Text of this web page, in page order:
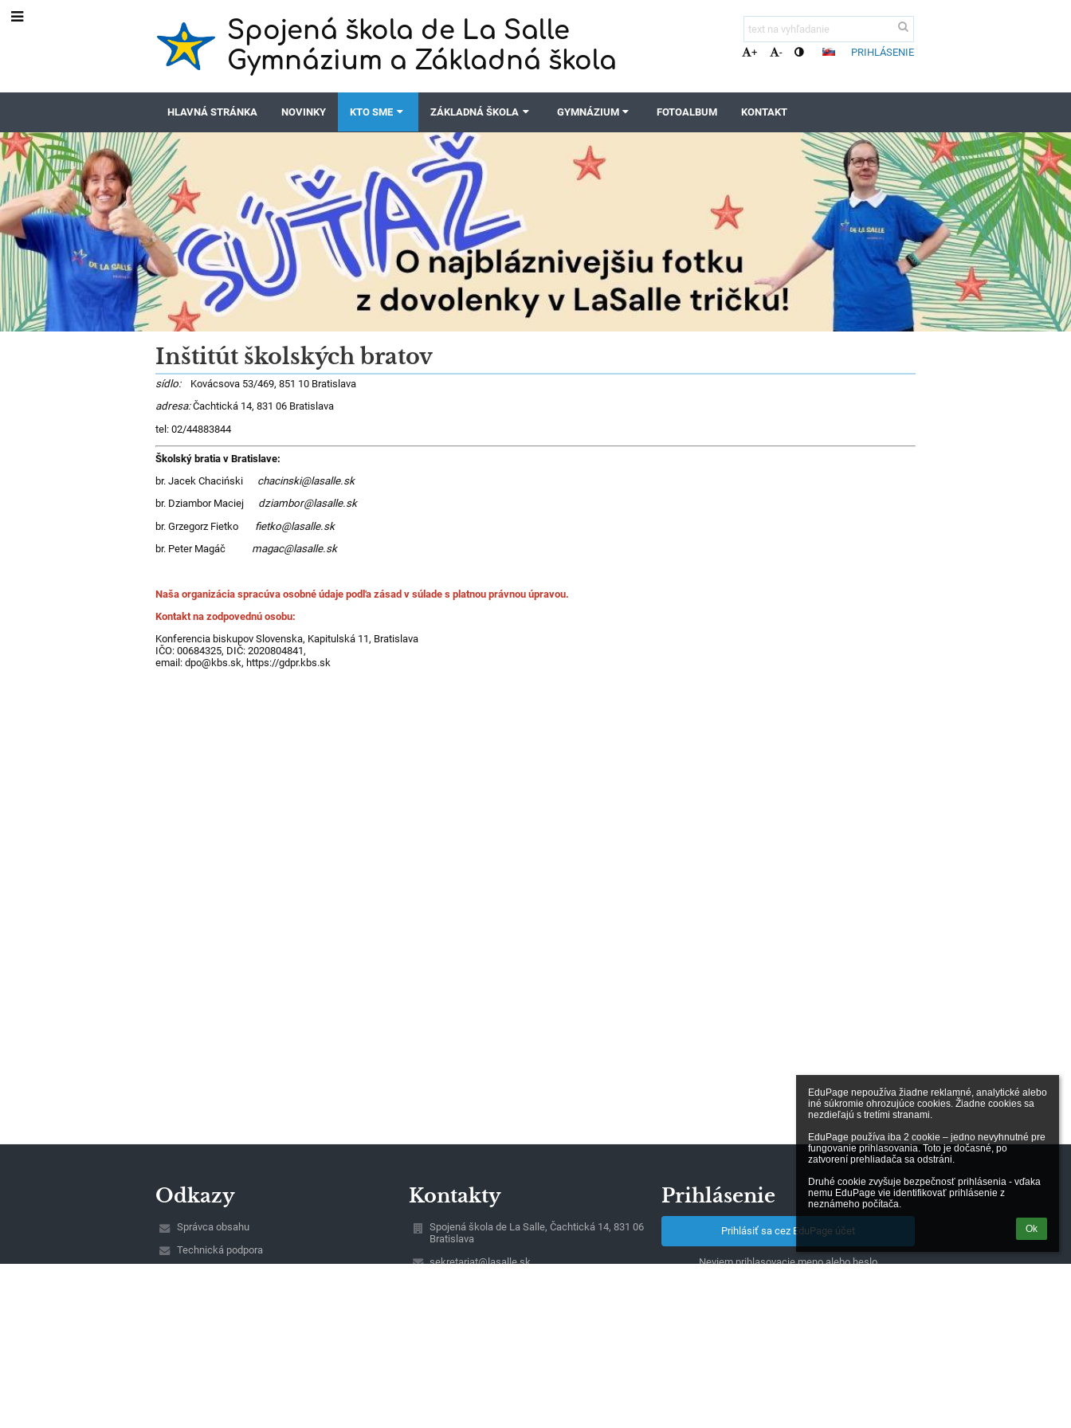
EduPage nepoužíva žiadne reklamné, analytické alebo
iné súkromie ohrozujúce cookies. Žiadne cookies sa
nezdieľajú s tretími stranami.
EduPage používa iba 2 cookie – jedno nevyhnutné pre
fungovanie prihlasovania. Toto je dočasné, po
zatvorení prehliadača sa odstráni.
Druhé cookie zvyšuje bezpečnosť prihlásenia - vďaka
nemu EduPage vie identifikovať prihlásenie z
neznámeho počítača.
Ok
Spojená škola de La Salle
Gymnázium a Základná škola
+ - PRIHLÁSENIE
HLAVNÁ STRÁNKA NOVINKY KTO SME ZÁKLADNÁ ŠKOLA GYMNÁZIUM FOTOALBUM KONTAKT
Kontakt
Inštitút školských bratov
sídlo: Kovácsova 53/469, 851 10 Bratislava
adresa:Čachtická 14, 831 06 Bratislava
tel: 02/44883844
Školský bratia v Bratislave:
br. Jacek Chaciński chacinski@lasalle.sk
br. Dziambor Maciej dziambor@lasalle.sk
br. Grzegorz Fietko fietko@lasalle.sk
br. Peter Magáč magac@lasalle.sk
Naša organizácia spracúva osobné údaje podľa zásad v súlade s platnou právnou úpravou.
Kontakt na zodpovednú osobu:
Konferencia biskupov Slovenska, Kapitulská 11, Bratislava
IČO: 00684325, DIČ: 2020804841,
email: dpo@kbs.sk, https://gdpr.kbs.sk
Odkazy
Správca obsahu
Technická podpora
Kontakty
Spojená škola de La Salle, Čachtická 14, 831 06
Bratislava
sekretariat@lasalle.sk
Prihlásenie
Prihlásiť sa cez EduPage účet
Neviem prihlasovacie meno alebo heslo